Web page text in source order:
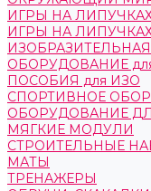
ИГРЫ НА
ИГРЫ НА ЛИПУЧКАХ
ОБОРУДОВАНИЕ
ПОСОБИЯ для ИЗО
СПОРТИВНОЕ
ОБОРУДОВАНИЕ
МЯГКИЕ МОДУЛИ
СТРОИТЕЛЬНЫЕ
МАТЫ
ТРЕНАЖЕРЫ